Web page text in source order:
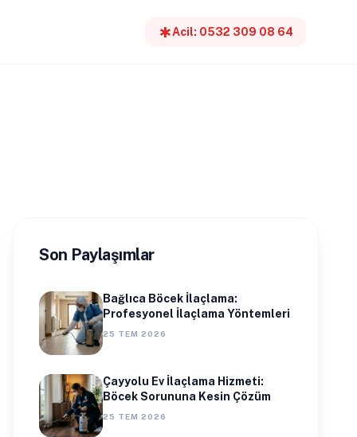
emergencyAcil: 0532 309 08 64
Son Paylaşımlar
Bağlıca Böcek İlaçlama:
Profesyonel İlaçlama Yöntemleri
25 TEM 2026
Çayyolu Ev İlaçlama Hizmeti:
Böcek Sorununa Kesin Çözüm
25 TEM 2026